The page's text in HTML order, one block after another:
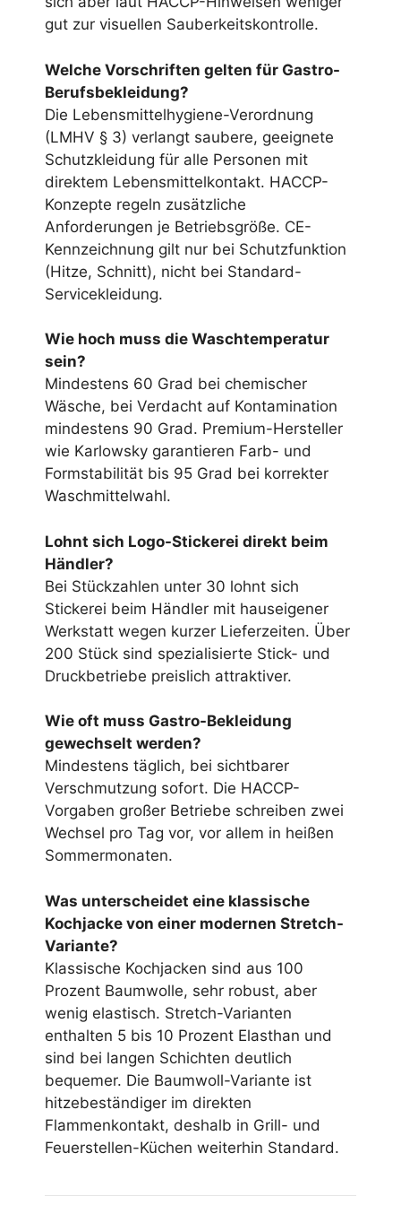
gut zur visuellen Sauberkeitskontrolle.
Welche Vorschriften gelten für Gastro-
Berufsbekleidung?
Die Lebensmittelhygiene-Verordnung
(LMHV § 3) verlangt saubere, geeignete
Schutzkleidung für alle Personen mit
direktem Lebensmittelkontakt. HACCP-
Konzepte regeln zusätzliche
Anforderungen je Betriebsgröße. CE-
Kennzeichnung gilt nur bei Schutzfunktion
(Hitze, Schnitt), nicht bei Standard-
Servicekleidung.
Wie hoch muss die Waschtemperatur
sein?
Mindestens 60 Grad bei chemischer
Wäsche, bei Verdacht auf Kontamination
mindestens 90 Grad. Premium-Hersteller
wie Karlowsky garantieren Farb- und
Formstabilität bis 95 Grad bei korrekter
Waschmittelwahl.
Lohnt sich Logo-Stickerei direkt beim
Händler?
Bei Stückzahlen unter 30 lohnt sich
Stickerei beim Händler mit hauseigener
Werkstatt wegen kurzer Lieferzeiten. Über
200 Stück sind spezialisierte Stick- und
Druckbetriebe preislich attraktiver.
Wie oft muss Gastro-Bekleidung
gewechselt werden?
Mindestens täglich, bei sichtbarer
Verschmutzung sofort. Die HACCP-
Vorgaben großer Betriebe schreiben zwei
Wechsel pro Tag vor, vor allem in heißen
Sommermonaten.
Was unterscheidet eine klassische
Kochjacke von einer modernen Stretch-
Variante?
Klassische Kochjacken sind aus 100
Prozent Baumwolle, sehr robust, aber
wenig elastisch. Stretch-Varianten
enthalten 5 bis 10 Prozent Elasthan und
sind bei langen Schichten deutlich
bequemer. Die Baumwoll-Variante ist
hitzebeständiger im direkten
Flammenkontakt, deshalb in Grill- und
Feuerstellen-Küchen weiterhin Standard.